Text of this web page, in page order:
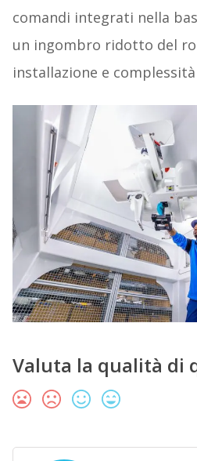
comandi integrati nella
un ingombro ridotto del
installazione e
Valuta la qualità di